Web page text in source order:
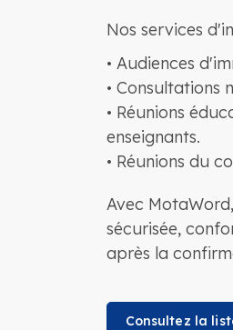
Nos services
• Audiences
• Consultations
• Réunions
enseignants.
• Réunions du
Avec
sécurisée,
après la
Consultez la